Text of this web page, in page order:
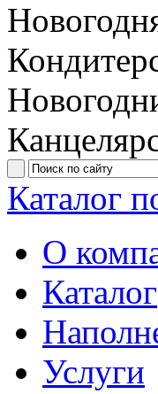
Каталог
О
Каталог
Услуги